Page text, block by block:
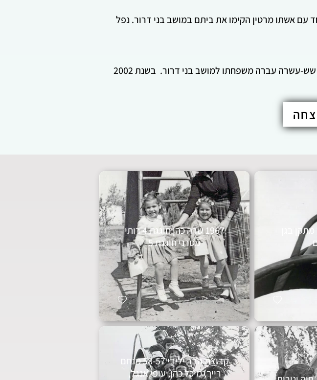
דרור בשנת 1952. שרת בצה"ל בין השנים 1974-1970. יחד עם אשתו מרטין הקימו את ביתם במושב בני דרור. נפל
בשנת 1983 , שם עבדו הוריו. בהיותו בן שש-עשרה עברה משפחתו למושב בני דרור. בשנת 2002
מתקן בגן
1967 שרה כהן חוגגת 4 רותי
מטרני חוגגת 5
קבוצת הדר ילידי 58-57 מנחם
רייך, מיכל כהן, עופי אנגל,